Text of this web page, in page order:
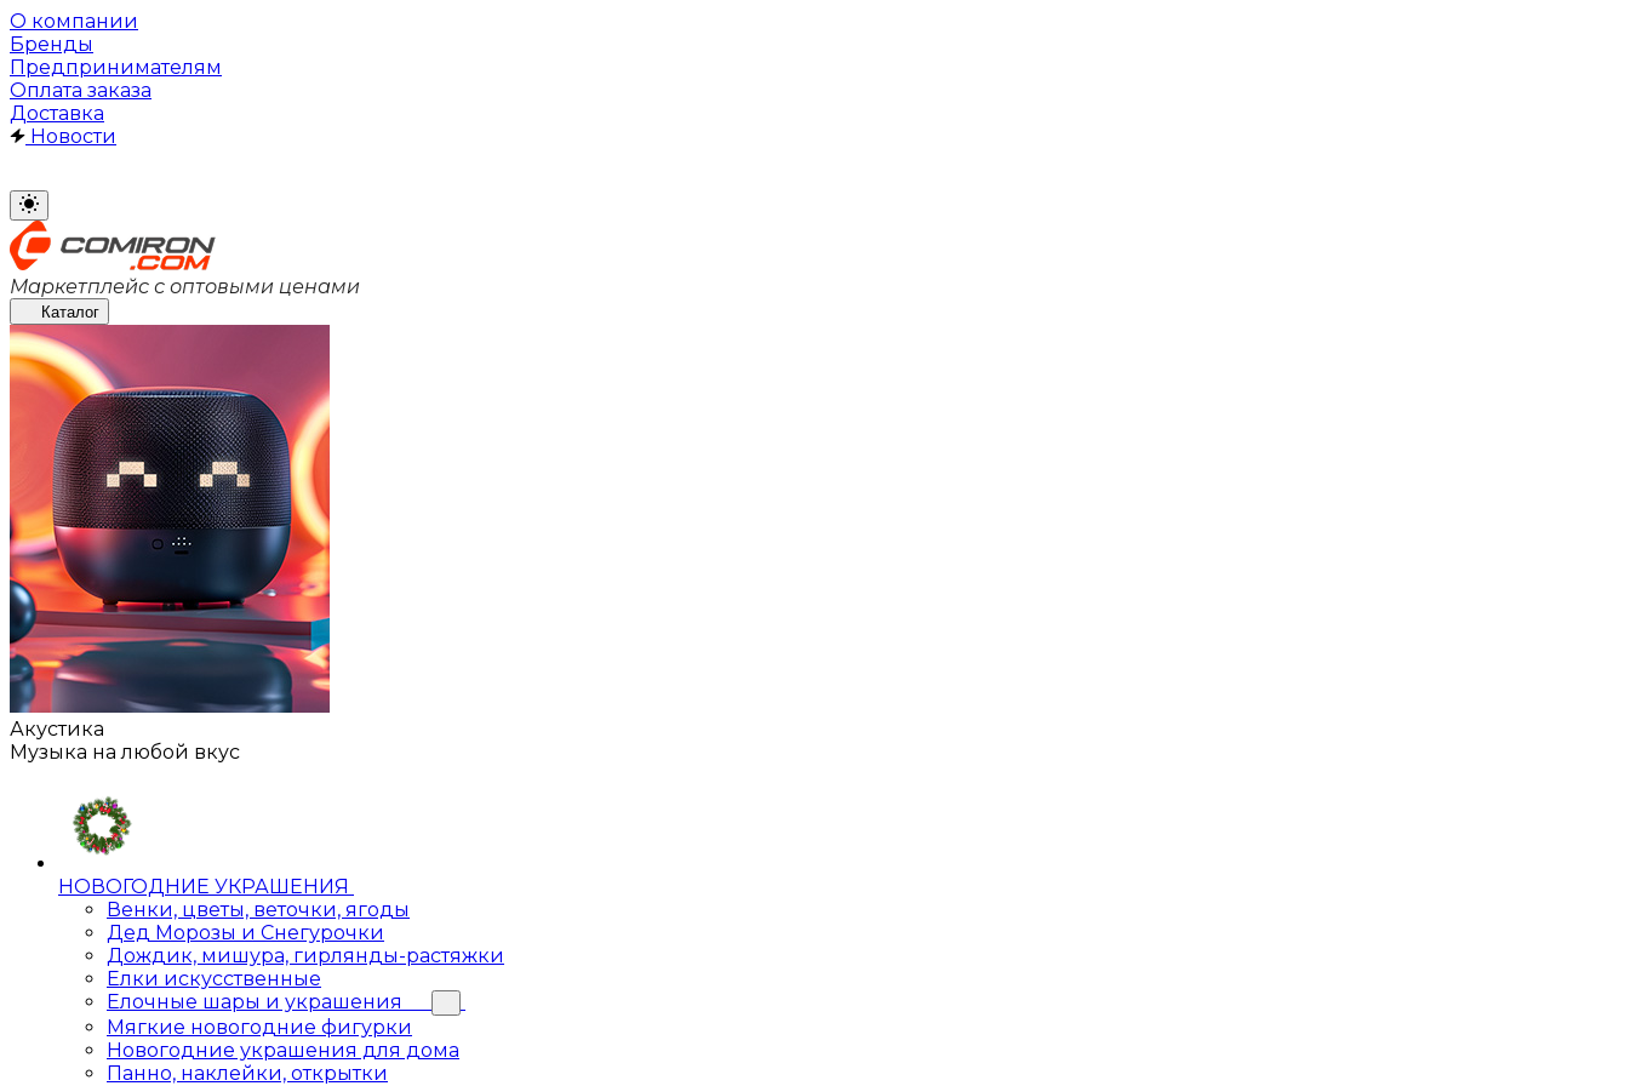
О компании
Бренды
Предпринимателям
Оплата заказа
Доставка
Новости
Маркетплейс с оптовыми ценами
Каталог
Акустика
Музыка на любой вкус
НОВОГОДНИЕ УКРАШЕНИЯ
Венки, цветы, веточки, ягоды
Дед Морозы и Снегурочки
Дождик, мишура, гирлянды-растяжки
Елки искусственные
Елочные шары и украшения
Мягкие новогодние фигурки
Новогодние украшения для дома
Панно, наклейки, открытки